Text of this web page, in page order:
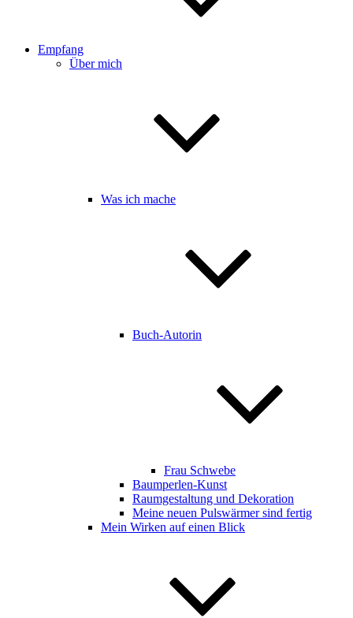
Empfang
Über mich
Was ich mache
Buch-Autorin
Frau Schwebe
Baumperlen-Kunst
Raumgestaltung und Dekoration
Meine neuen Pulswärmer sind fertig
Mein Wirken auf einen Blick